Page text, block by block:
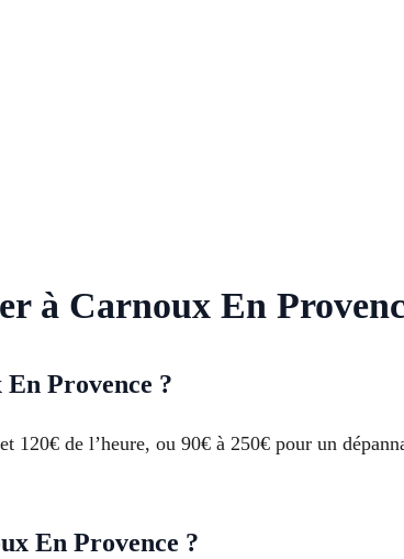
à Carnoux En
Provence ?
120€ de l’heure, ou 90€ à 250€ pour un
En Provence ?